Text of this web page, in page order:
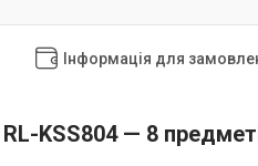
Інформація для
KSS804 — 8